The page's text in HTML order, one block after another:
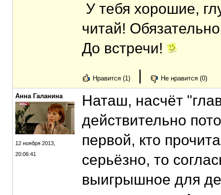
У тебя хорошие,
читай!
До встречи!
Нравится (1) | Не нравится (0)
Анна Галанина
12 ноября 2013,
20:06:41
Наташ, насчёт
действительно
первой, кто
серьёзно, то
выигрышное для